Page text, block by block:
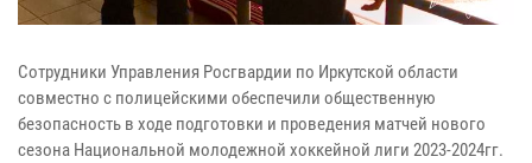
Сотрудники Управления Росгвардии по Иркутской области
совместно с полицейскими обеспечили общественную
безопасность в ходе подготовки и проведения матчей нового
сезона Национальной молодежной хоккейной лиги 2023-2024гг.